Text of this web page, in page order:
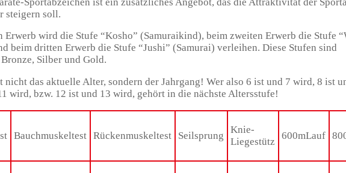
steigern soll.
Erwerb wird die Stufe “Kosho” (Samuraikind), beim zweiten Erwerb die Stufe
beim dritten Erwerb die Stufe “Jushi” (Samurai) verleihen. Diese Stufen sind
Silber und Gold.
nicht das aktuelle Alter, sondern der Jahrgang! Wer also 6 ist und 7 wird, 8 ist
wird, bzw. 12 ist und 13 wird, gehört in die nächste Altersstufe!
Bauchmuskeltest Rückenmuskeltest Seilsprung
Knie-
Liegestütz
600mLauf